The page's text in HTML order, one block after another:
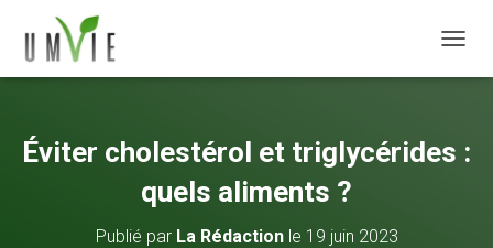
Éviter cholestérol et triglycérides :
quels aliments ?
Publié par La Rédactionle 19 juin 2023